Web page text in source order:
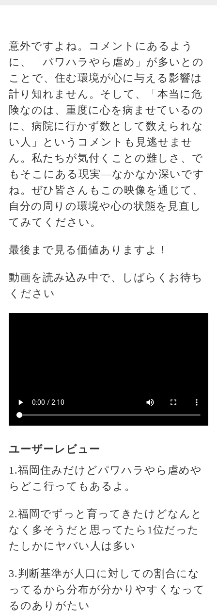
意外ですよね。コメントにあるよう
に、「パワハラやら虐め」が多いとの
ことで、住む環境が心に与える影響は
計り知れません。そして、「本当に危
険なのは、重度に心を病ませているの
に、病院に行かず数として数えられな
い人」というコメントも見逃せませ
ん。私たちが気付くことの難しさ、で
もそこにある現実―なかなか深いです
ね。ぜひ皆さんもこの映像を通じて、
自分の周りの環境や心の状態を見直し
てみてください。
最後まで見る価値ありますよ！
動画を読み込み中で、しばらくお待ち
ください
ユーザーレビュー
1.福岡住みだけどパワハラやら虐めや
らどこ行ってもあるよ。
2.福岡でずっと育ってきたけどなんと
なく多そうだと思ってたら1位だった
たしかにヤバい人は多い
3.判断基準が人口に対しての割合にな
ってるから分布が分かりやすくなって
るのありがたい